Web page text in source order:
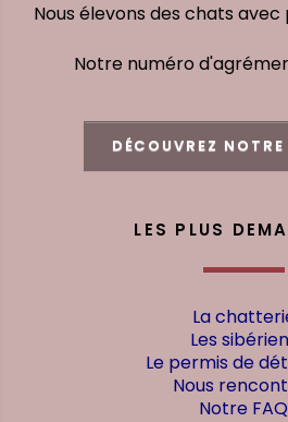
Nous élevons des chats avec
Notre numéro
DÉCOUVREZ
LES PLUS
La
Les
Le permis de
Nous
Notre FAQ